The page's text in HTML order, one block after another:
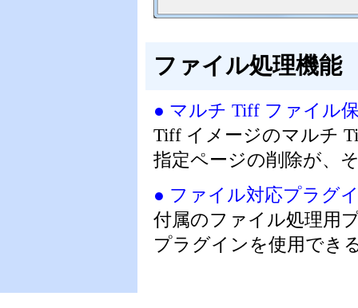
ファイル処理機能
● マルチ Tiff ファイル
Tiff イメージのマルチ
指定ページの削除が、
● ファイル対応プラグ
付属のファイル処理用
プラグインを使用でき